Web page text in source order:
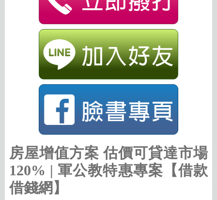
房屋增值方案 估價可貸達市場
120% | 軍公教特惠專案【借款
借錢網】